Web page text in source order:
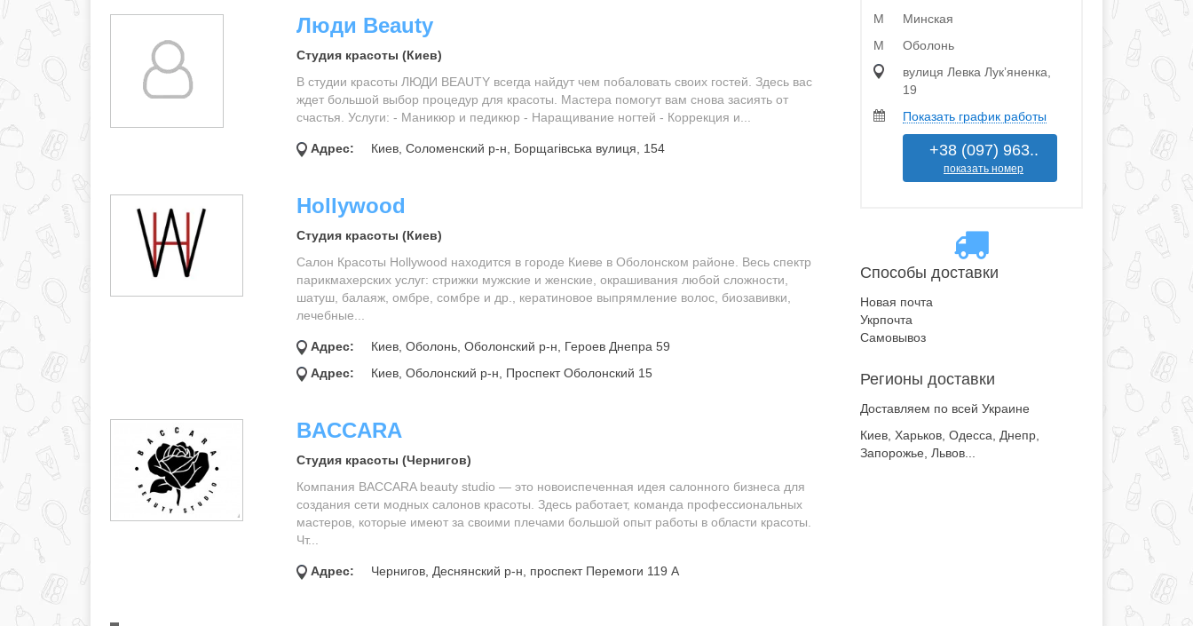
Люди Beauty
Студия красоты (Киев)
В студии красоты ЛЮДИ BEAUTY всегда найдут чем побаловать своих гостей. Здесь вас
ждет большой выбор процедур для красоты. Мастера помогут вам снова засиять от
счастья. Услуги: - Маникюр и педикюр - Наращивание ногтей - Коррекция и...
Адрес: Киев, Соломенский р-н, Борщагівська вулиця, 154
Hollywood
Студия красоты (Киев)
Салон Красоты Hollywood находится в городе Киеве в Оболонском районе. Весь спектр
парикмахерских услуг: стрижки мужские и женские, окрашивания любой сложности,
шатуш, балаяж, омбре, сомбре и др., кератиновое выпрямление волос, биозавивки,
лечебные...
Адрес:
Киев, Оболонь, Оболонский р-н, Героев Днепра 59
Адрес:
Киев, Оболонский р-н, Проспект Оболонский 15
BACCARA
Студия красоты (Чернигов)
Компания BACCARA beauty studio — это новоиспеченная идея салонного бизнеса для
создания сети модных салонов красоты. Здесь работает, команда профессиональных
мастеров, которые имеют за своими плечами большой опыт работы в области красоты.
Чт...
Адрес: Чернигов, Деснянский р-н, проспект Перемоги 119 А
M
Минская
M
Оболонь
вулиця Левка Лукʼяненка,
19
Показать график работы
+38 (097) 963..
показать номер
Способы доставки
Новая почта
Укрпочта
Самовывоз
Регионы доставки
Доставляем по всей Украине
Киев, Харьков, Одесса, Днепр,
Запорожье, Львов...